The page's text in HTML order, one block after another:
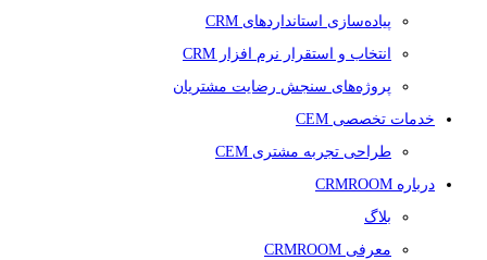
پیاده‌سازی استانداردهای CRM
انتخاب و استقرار نرم افزار CRM
پروژه‌های سنجش رضایت مشتریان
خدمات تخصصی CEM
طراحی تجربه مشتری CEM
درباره CRMROOM
بلاگ
معرفی CRMROOM